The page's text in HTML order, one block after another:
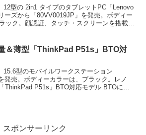
12型の 2in1 タイプのタブレットPC「Lenovo
ーズから「80VV0019JP」を発売。ボディー
ック。顔認証、タッチ・スクリーンを搭載す
＆薄型「ThinkPad P51s」BTO対
15.6型のモバイルワークステーション
発売。ボディーカラーは、ブラック。レノ
ThinkPad P51s」BTO対応モデル BTOに対
スポンサーリンク